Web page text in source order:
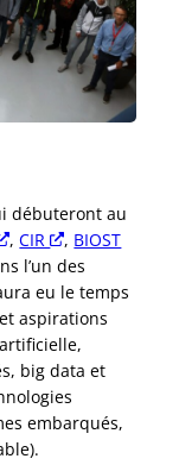
débuteront au
Nouvelle fenêtre
,CIR Nouvelle
, BIOST
l’un des
eu le temps
aspirations
big data et
embarqués,